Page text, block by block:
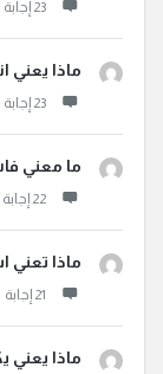
ماذا يعني
ما معني
ماذا تعني
ماذا يعني